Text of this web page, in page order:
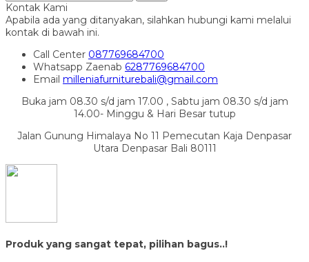
Kontak Kami
Apabila ada yang ditanyakan, silahkan hubungi kami melalui
kontak di bawah ini.
Call Center 087769684700
Whatsapp Zaenab 6287769684700
Email milleniafurniturebali@gmail.com
Buka jam 08.30 s/d jam 17.00 , Sabtu jam 08.30 s/d jam
14.00- Minggu & Hari Besar tutup
Jalan Gunung Himalaya No 11 Pemecutan Kaja Denpasar
Utara Denpasar Bali 80111
Produk yang sangat tepat, pilihan bagus..!